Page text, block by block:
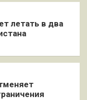
летать в два